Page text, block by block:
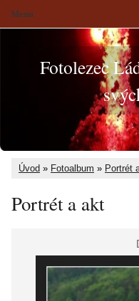
Fotolezec
Úvod » Fotoalbum » Portrét
Portrét a akt
Menu